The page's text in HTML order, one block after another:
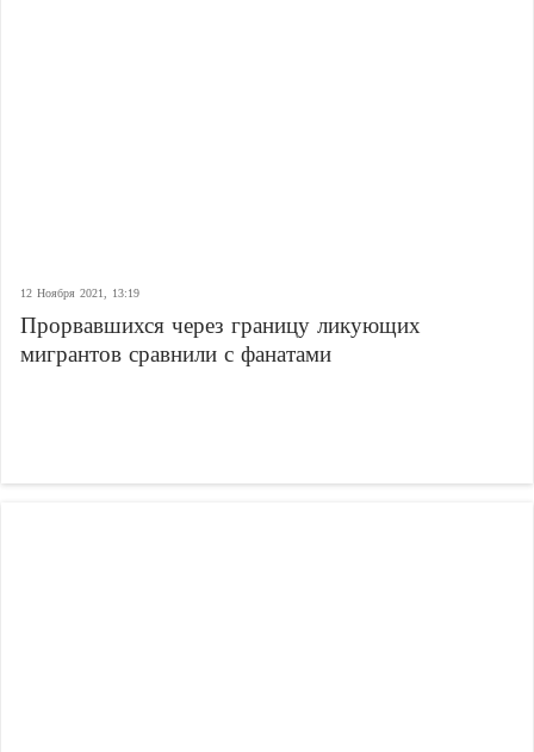
12 Ноября 2021, 13:19
Прорвавшихся через границу ликующих
мигрантов сравнили с фанатами